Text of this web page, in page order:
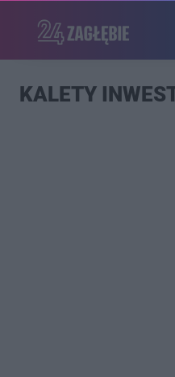
KALETY